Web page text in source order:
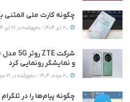
چگونه کارت ملی المثنی
و نمایشگر رونمایی کرد
چگونه پیام‌ها را در